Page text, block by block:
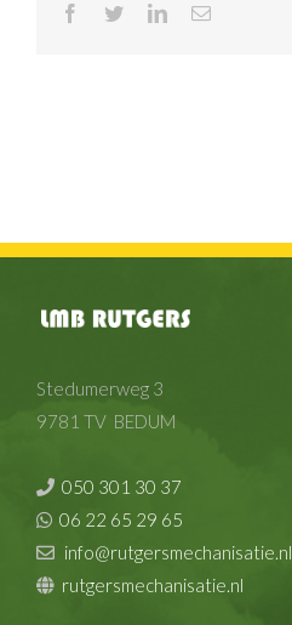
Facebook LinkedInE-
Stedumerweg 3
9781 TV BEDUM
050 301 30 37
06 22 65 29 65
info@rutgersmechanisatie.nl
rutgersmechanisatie.nl